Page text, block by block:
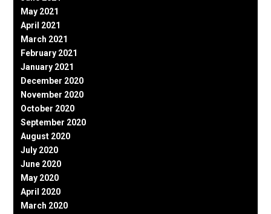
May 2021
April 2021
March 2021
February 2021
January 2021
December 2020
November 2020
October 2020
September 2020
August 2020
July 2020
June 2020
May 2020
April 2020
March 2020